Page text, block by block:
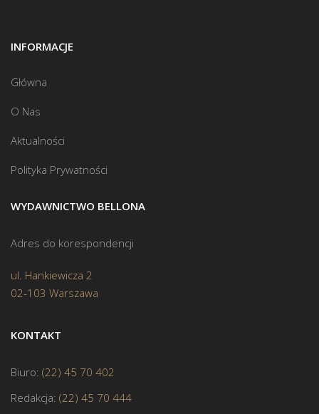
INFORMACJE
Główna
O Nas
Aktualności
Polityka Prywatności
WYDAWNICTWO BELLONA
Adres do korespondencji
ul. Hankiewicza 2
02-103 Warszawa
KONTAKT
Biuro: (22) 45 70 402
Redakcja: (22) 45 70 444